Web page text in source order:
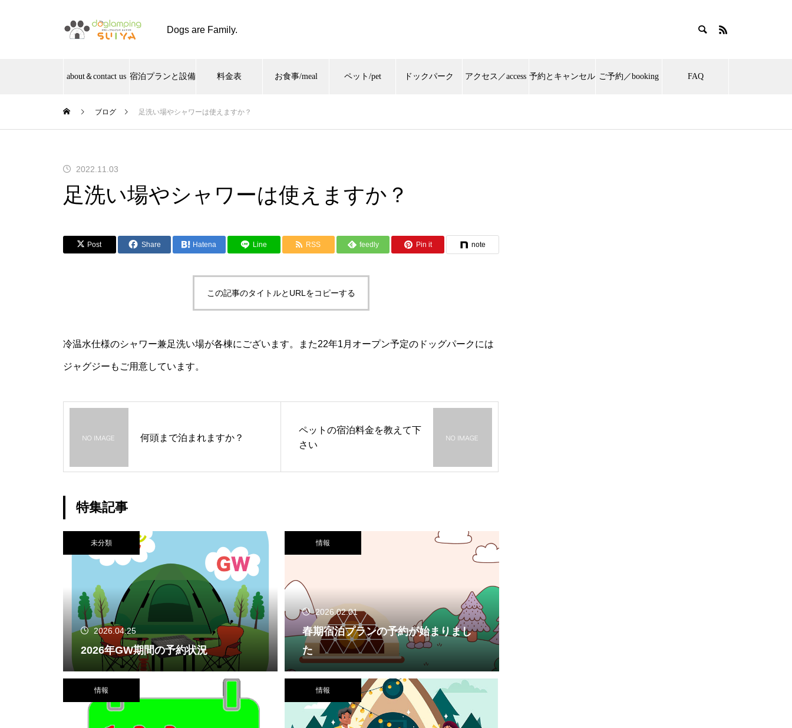
Dogs are Family.
about＆contact us 宿泊プランと設備 料金表 お食事/meal ペット/pet ドックパーク アクセス／access 予約とキャンセル ご予約／booking FAQ
ブログ 足洗い場やシャワーは使えますか？
2022.11.03
足洗い場やシャワーは使えますか？
Post Share Hatena Line RSS feedly Pin it note
この記事のタイトルとURLをコピーする
冷温水仕様のシャワー兼足洗い場が各棟にございます。また22年1月オープン予定のドッグパークには
ジャグジーもご用意しています。
何頭まで泊まれますか？
ペットの宿泊料金を教えて下
さい
特集記事
未分類
2026.04.25
2026年GW期間の予約状況
情報
2026.02.01
春期宿泊プランの予約が始まりまし
た
情報 情報